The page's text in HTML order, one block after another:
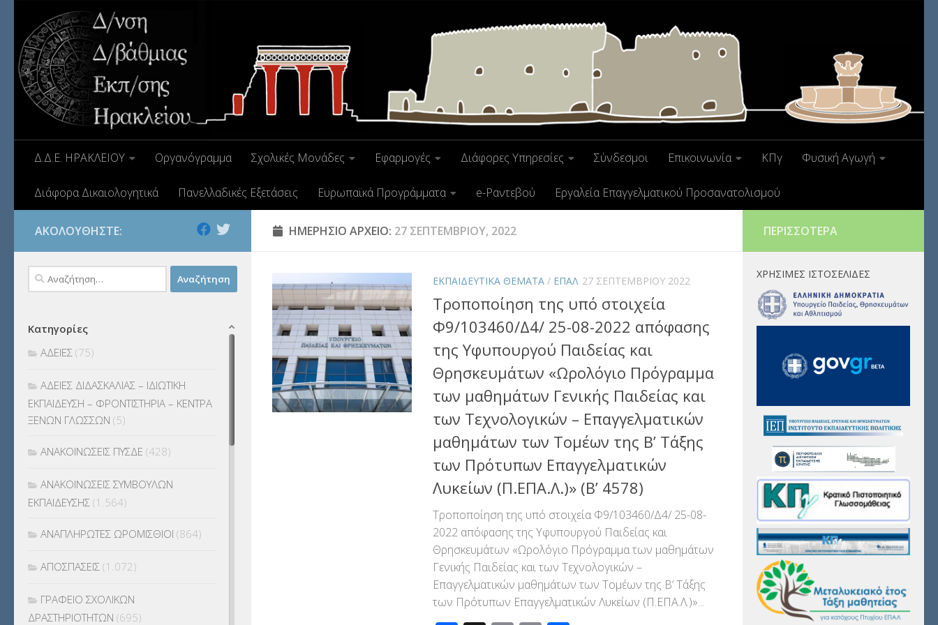
Δ.Δ.Ε. ΗΡΑΚΛΕΙΟΥ Οργανόγραμμα Σχολικές Μονάδες Εφαρμογές Διάφορες Υπηρεσίες Σύνδεσμοι Επικοινωνία ΚΠγ Φυσική Αγωγή
Διάφορα Δικαιολογητικά Πανελλαδικές Εξετάσεις Ευρωπαϊκά Προγράμματα e-Ραντεβού Εργαλεία Επαγγελματικού Προσανατολισμού
ΗΜΕΡΉΣΙΟ ΑΡΧΕΊΟ: 27 ΣΕΠΤΕΜΒΡΊΟΥ, 2022
ΕΚΠΑΙΔΕΥΤΙΚΑ ΘΕΜΑΤΑ / ΕΠΑΛ 27 ΣΕΠΤΕΜΒΡΊΟΥ 2022
Τροποποίηση της υπό στοιχεία
Φ9/103460/Δ4/ 25-08-2022 απόφασης
της Υφυπουργού Παιδείας και
Θρησκευμάτων «Ωρολόγιο Πρόγραμμα
των μαθημάτων Γενικής Παιδείας και
των Τεχνολογικών – Επαγγελματικών
μαθημάτων των Τομέων της Β’ Τάξης
των Πρότυπων Επαγγελματικών
Λυκείων (Π.ΕΠΑ.Λ.)» (Β’ 4578)
Τροποποίηση της υπό στοιχεία Φ9/103460/Δ4/ 25-08-
2022 απόφασης της Υφυπουργού Παιδείας και
Θρησκευμάτων «Ωρολόγιο Πρόγραμμα των μαθημάτων
Γενικής Παιδείας και των Τεχνολογικών –
Επαγγελματικών μαθημάτων των Τομέων της Β’ Τάξης
των Πρότυπων Επαγγελματικών Λυκείων (Π.ΕΠΑ.Λ.)»...
ΑΚΟΛΟΥΘΉΣΤΕ:
Αναζήτηση
για:
Κατηγορίες
ΑΔΕΙΕΣ (75)
ΑΔΕΙΕΣ ΔΙΔΑΣΚΑΛΙΑΣ – ΙΔΙΩΤΙΚΗ
ΕΚΠΑΙΔΕΥΣΗ – ΦΡΟΝΤΙΣΤΗΡΙΑ – ΚΕΝΤΡΑ
ΞΕΝΩΝ ΓΛΩΣΣΩΝ (5)
ΑΝΑΚΟΙΝΩΣΕΙΣ ΠΥΣΔΕ (428)
ΑΝΑΚΟΙΝΩΣΕΙΣ ΣΥΜΒΟΥΛΩΝ
ΕΚΠΑΙΔΕΥΣΗΣ (1.564)
ΑΝΑΠΛΗΡΩΤΕΣ ΩΡΟΜΙΣΘΙΟΙ (864)
ΑΠΟΣΠΑΣΕΙΣ (1.072)
ΓΡΑΦΕΙΟ ΣΧΟΛΙΚΩΝ
ΔΡΑΣΤΗΡΙΟΤΗΤΩΝ (695)
ΠΕΡΙΣΣΌΤΕΡΑ
ΧΡΉΣΙΜΕΣ ΙΣΤΟΣΕΛΊΔΕΣ